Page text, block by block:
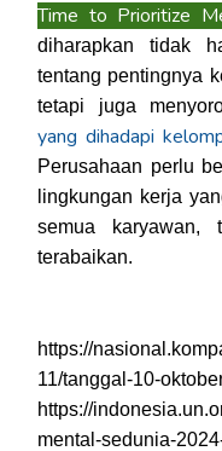
Time to Prioritize
diharapkan tidak
tentang pentingnya
tetapi juga
yang dihadapi
Perusahaan perlu
lingkungan kerja
semua karyawan,
terabaikan.
https://
11/tanggal-10-
https://
mental-sedunia-